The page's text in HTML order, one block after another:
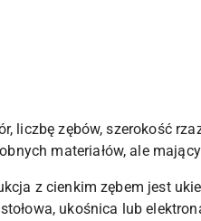
liczbę zębów, szerokość
materiałów, ale
z cienkim zębem jest
ukośnica lub